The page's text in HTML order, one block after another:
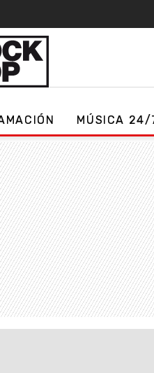
MÚSICA 24/